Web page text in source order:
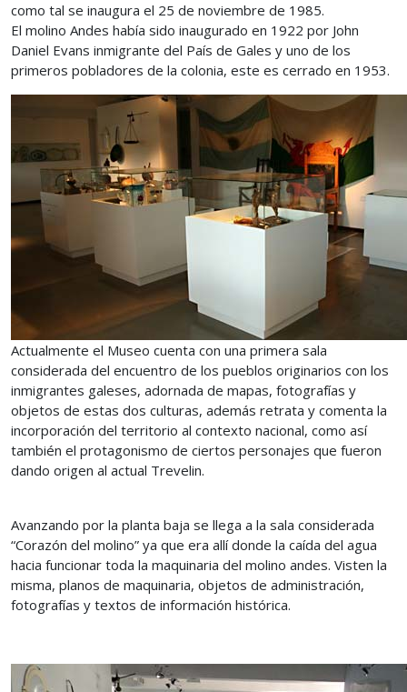
como tal se inaugura el 25 de noviembre de 1985.
El molino Andes había sido inaugurado en 1922 por John
Daniel Evans inmigrante del País de Gales y uno de los
primeros pobladores de la colonia, este es cerrado en 1953.
Actualmente el Museo cuenta con una primera sala
considerada del encuentro de los pueblos originarios con los
inmigrantes galeses, adornada de mapas, fotografías y
objetos de estas dos culturas, además retrata y comenta la
incorporación del territorio al contexto nacional, como así
también el protagonismo de ciertos personajes que fueron
dando origen al actual Trevelin.
Avanzando por la planta baja se llega a la sala considerada
“Corazón del molino” ya que era allí donde la caída del agua
hacia funcionar toda la maquinaria del molino andes. Visten la
misma, planos de maquinaria, objetos de administración,
fotografías y textos de información histórica.